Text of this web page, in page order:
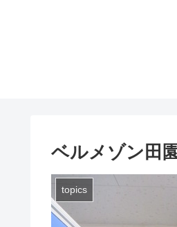
ベルメゾン田
topics